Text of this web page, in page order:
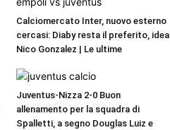
Calciomercato Inter, nuovo esterno
cercasi: Diaby resta il preferito, idea
Nico Gonzalez | Le ultime
Juventus-Nizza 2-0 Buon
allenamento per la squadra di
Spalletti, a segno Douglas Luiz e